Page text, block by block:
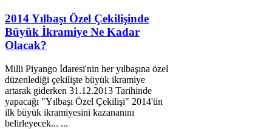
2014 Yılbaşı Özel Çekilişinde
Büyük İkramiye Ne Kadar
Olacak?
Milli Piyango İdaresi'nin her yılbaşına özel
düzenlediği çekilişte büyük ikramiye
artarak giderken 31.12.2013 Tarihinde
yapacağı "Yılbaşı Özel Çekilişi" 2014'ün
ilk büyük ikramiyesini kazananını
belirleyecek... ...